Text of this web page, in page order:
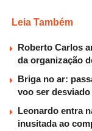
Leia Também
Roberto Carlos
da organização
Briga no ar:
voo ser
Leonardo entra
inusitada ao